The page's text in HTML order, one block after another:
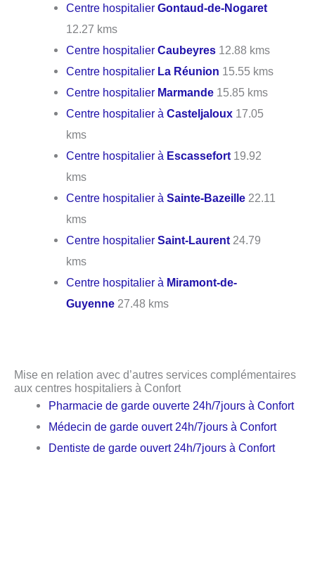
Centre hospitalierGontaud-de-Nogaret
12.27 kms
Centre hospitalierCaubeyres 12.88 kms
Centre hospitalier La Réunion 15.55 kms
Centre hospitalier Marmande 15.85 kms
Centre hospitalier àCasteljaloux 17.05
kms
Centre hospitalier à Escassefort 19.92
kms
Centre hospitalier àSainte-Bazeille 22.11
kms
Centre hospitalierSaint-Laurent 24.79
kms
Centre hospitalier à Miramont-de-
Guyenne 27.48 kms
Mise en relation avec d’autres services complémentaires
aux centres hospitaliers à Confort
Pharmacie de garde ouverte 24h/7jours à Confort
Médecin de garde ouvert 24h/7jours à Confort
Dentiste de garde ouvert 24h/7jours à Confort